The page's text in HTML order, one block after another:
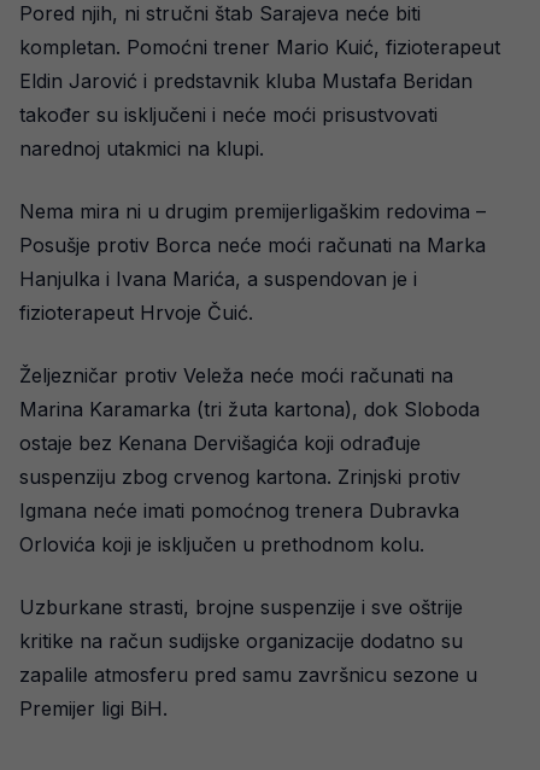
Pored njih, ni stručni štab Sarajeva neće biti
kompletan. Pomoćni trener Mario Kuić, fizioterapeut
Eldin Jarović i predstavnik kluba Mustafa Beridan
također su isključeni i neće moći prisustvovati
narednoj utakmici na klupi.
Nema mira ni u drugim premijerligaškim redovima –
Posušje protiv Borca neće moći računati na Marka
Hanjulka i Ivana Marića, a suspendovan je i
fizioterapeut Hrvoje Čuić.
Željezničar protiv Veleža neće moći računati na
Marina Karamarka (tri žuta kartona), dok Sloboda
ostaje bez Kenana Dervišagića koji odrađuje
suspenziju zbog crvenog kartona. Zrinjski protiv
Igmana neće imati pomoćnog trenera Dubravka
Orlovića koji je isključen u prethodnom kolu.
Uzburkane strasti, brojne suspenzije i sve oštrije
kritike na račun sudijske organizacije dodatno su
zapalile atmosferu pred samu završnicu sezone u
Premijer ligi BiH.